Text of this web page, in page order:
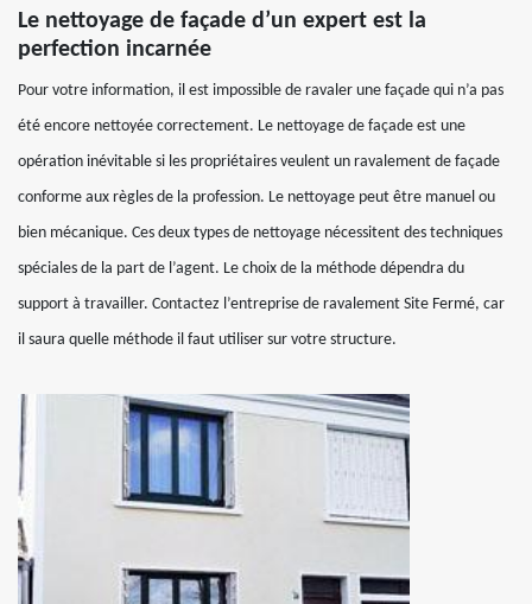
Le nettoyage de façade d’un expert est la
perfection incarnée
Pour votre information, il est impossible de ravaler une façade qui n’a pas
été encore nettoyée correctement. Le nettoyage de façade est une
opération inévitable si les propriétaires veulent un ravalement de façade
conforme aux règles de la profession. Le nettoyage peut être manuel ou
bien mécanique. Ces deux types de nettoyage nécessitent des techniques
spéciales de la part de l’agent. Le choix de la méthode dépendra du
support à travailler. Contactez l’entreprise de ravalement Site Fermé, car
il saura quelle méthode il faut utiliser sur votre structure.